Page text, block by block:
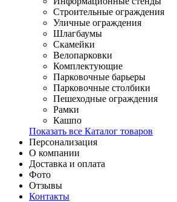
Строительные ограждения
Уличные ограждения
Шлагбаумы
Скамейки
Велопарковки
Комплектующие
Парковочные барьеры
Парковочные столбики
Пешеходные ограждения
Рамки
Кашпо
Показать все Каталог товаров
Персонализация
О компании
Доставка и оплата
Фото
Отзывы
Контакты